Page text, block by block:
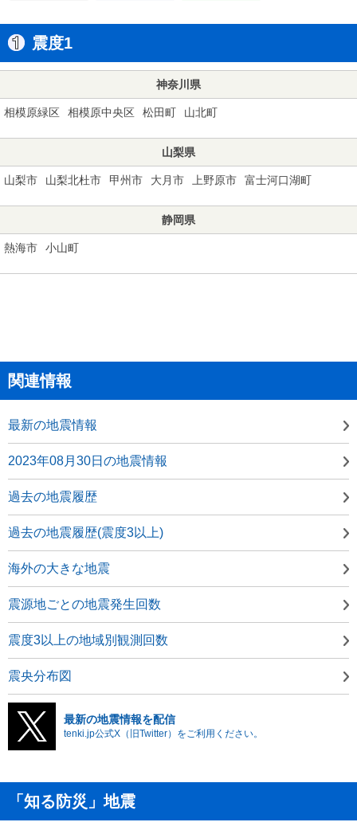
震度1
神奈川県
相模原緑区 相模原中央区 松田町 山北町
山梨県
山梨市 山梨北杜市 甲州市 大月市 上野原市 富士河口湖町
静岡県
熱海市 小山町
関連情報
最新の地震情報
2023年08月30日の地震情報
過去の地震履歴
過去の地震履歴(震度3以上)
海外の大きな地震
震源地ごとの地震発生回数
震度3以上の地域別観測回数
震央分布図
最新の地震情報を配信
tenki.jp公式X（旧Twitter）をご利用ください。
「知る防災」地震